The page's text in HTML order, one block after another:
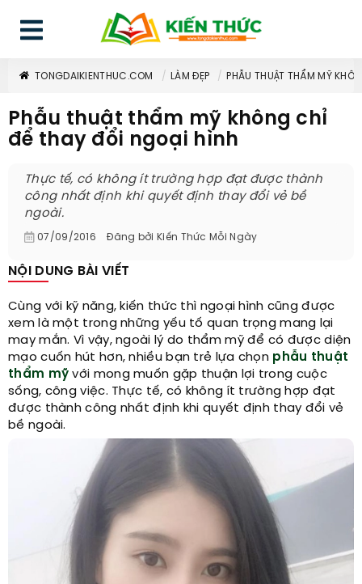
TONGDAIKIENTHUC.COM LÀM ĐẸP PHẪU THUẬT THẨM MỸ
Phẫu thuật thẩm mỹ không chỉ
để thay đổi ngoại hình
Thực tế, có không ít trường hợp đạt được thành
công nhất định khi quyết định thay đổi vẻ bề
ngoài.
07/09/2016 Đăng bởi Kiến Thức Mỗi Ngày
NỘI DUNG BÀI VIẾT
Cùng với kỹ năng, kiến thức thì ngoại hình cũng được
xem là một trong những yếu tố quan trọng mang lại
may mắn. Vì vậy, ngoài lý do thẩm mỹ để có được diện
mạo cuốn hút hơn, nhiều bạn trẻ lựa chọn phẫu thuật
thẩm mỹ với mong muốn gặp thuận lợi trong cuộc
sống, công việc. Thực tế, có không ít trường hợp đạt
được thành công nhất định khi quyết định thay đổi vẻ
bề ngoài.